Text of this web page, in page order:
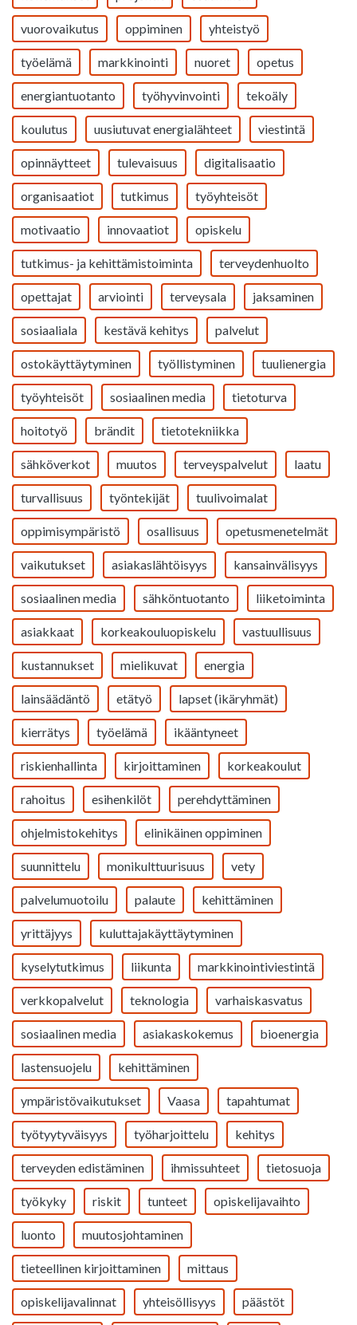
vuorovaikutus oppiminen yhteistyö
työelämä markkinointi nuoret opetus
energiantuotanto työhyvinvointi tekoäly
koulutus uusiutuvat energialähteet viestintä
opinnäytteet tulevaisuus digitalisaatio
organisaatiot tutkimus työyhteisöt
motivaatio innovaatiot opiskelu
tutkimus- ja kehittämistoiminta terveydenhuolto
opettajat arviointi terveysala jaksaminen
sosiaaliala kestävä kehitys palvelut
ostokäyttäytyminen työllistyminen tuulienergia
työyhteisöt sosiaalinen media tietoturva
hoitotyö brändit tietotekniikka
sähköverkot muutos terveyspalvelut laatu
turvallisuus työntekijät tuulivoimalat
oppimisympäristö osallisuus opetusmenetelmät
vaikutukset asiakaslähtöisyys kansainvälisyys
sosiaalinen media sähköntuotanto liiketoiminta
asiakkaat korkeakouluopiskelu vastuullisuus
kustannukset mielikuvat energia
lainsäädäntö etätyö lapset (ikäryhmät)
kierrätys työelämä ikääntyneet
riskienhallinta kirjoittaminen korkeakoulut
rahoitus esihenkilöt perehdyttäminen
ohjelmistokehitys elinikäinen oppiminen
suunnittelu monikulttuurisuus vety
palvelumuotoilu palaute kehittäminen
yrittäjyys kuluttajakäyttäytyminen
kyselytutkimus liikunta markkinointiviestintä
verkkopalvelut teknologia varhaiskasvatus
sosiaalinen media asiakaskokemus bioenergia
lastensuojelu kehittäminen
ympäristövaikutukset Vaasa tapahtumat
työtyytyväisyys työharjoittelu kehitys
terveyden edistäminen ihmissuhteet tietosuoja
työkyky riskit tunteet opiskelijavaihto
luonto muutosjohtaminen
tieteellinen kirjoittaminen mittaus
opiskelijavalinnat yhteisöllisyys päästöt